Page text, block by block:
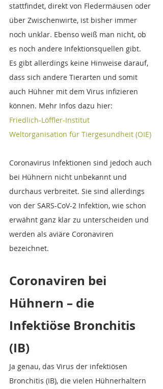
stattfindet, direkt von Fledermäusen oder
über Zwischenwirte, ist bisher immer
noch unklar. Ebenso weiß man nicht, ob
es noch andere Infektionsquellen gibt.
Es gibt allerdings keine Hinweise darauf,
dass sich andere Tierarten und somit
auch Hühner mit dem Virus infizieren
können. Mehr Infos dazu hier:
Friedlich-Löffler-Institut
Weltorganisation für Tiergesundheit (OIE)
Coronavirus Infektionen sind jedoch auch
bei Hühnern nicht unbekannt und
durchaus verbreitet. Sie sind allerdings
von der SARS-CoV-2 Infektion, wie schon
erwähnt ganz klar zu unterscheiden und
werden als aviäre Coronaviren
bezeichnet.
Coronaviren bei
Hühnern – die
Infektiöse Bronchitis
(IB)
Ja genau, das Virus der infektiösen
Bronchitis (IB), die vielen Hühnerhaltern